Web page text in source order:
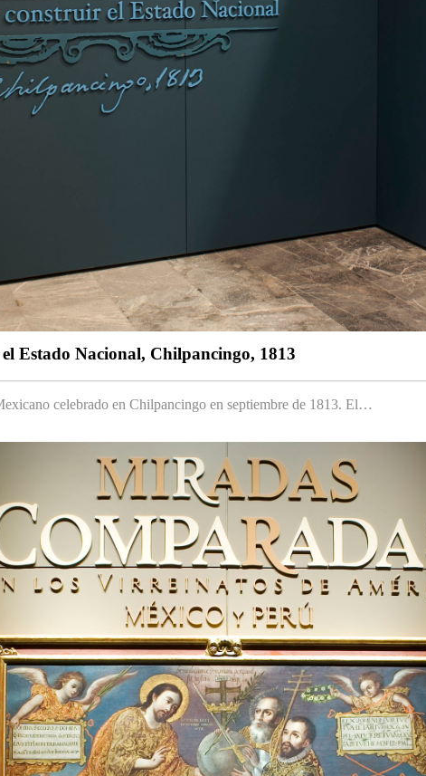
Estado Nacional, Chilpancingo, 1813
celebrado en Chilpancingo en septiembre de 1813. El…